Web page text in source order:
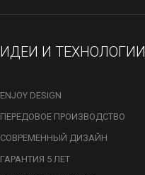
ИДЕИ И ТЕХНОЛОГИИ
ENJOY DESIGN
ПЕРЕДОВОЕ ПРОИЗВОДСТВО
СОВРЕМЕННЫЙ ДИЗАЙН
ГАРАНТИЯ 5 ЛЕТ